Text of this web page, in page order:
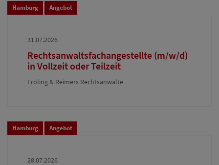
Hamburg Angebot
31.07.2026
Rechtsanwaltsfachangestellte (m/w/d)
in Vollzeit oder Teilzeit
Fröling & Reimers Rechtsanwälte
Hamburg Angebot
28.07.2026